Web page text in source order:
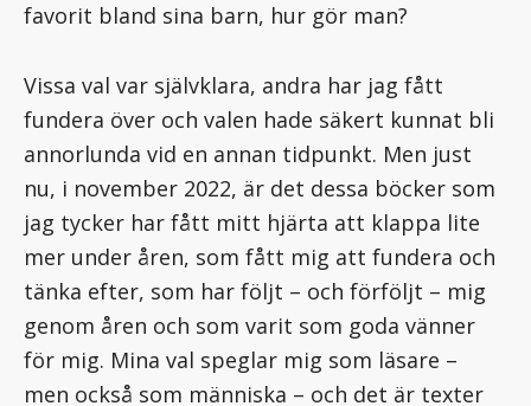
favorit bland sina barn, hur gör man?
Vissa val var självklara, andra har jag fått
fundera över och valen hade säkert kunnat bli
annorlunda vid en annan tidpunkt. Men just
nu, i november 2022, är det dessa böcker som
jag tycker har fått mitt hjärta att klappa lite
mer under åren, som fått mig att fundera och
tänka efter, som har följt – och förföljt – mig
genom åren och som varit som goda vänner
för mig. Mina val speglar mig som läsare –
men också som människa – och det är texter